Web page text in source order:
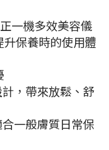
一機多效美容儀
保養時的使用體
，帶來放鬆、舒
一般膚質日常保